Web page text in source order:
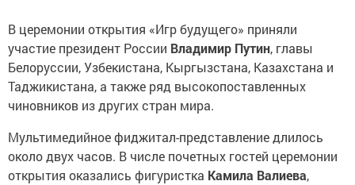
В церемонии открытия «Игр будущего» приняли
участие президент России Владимир Путин, главы
Белоруссии, Узбекистана, Кыргызстана, Казахстана и
Таджикистана, а также ряд высокопоставленных
чиновников из других стран мира.
Мультимедийное фиджитал-представление длилось
около двух часов. В числе почетных гостей церемонии
открытия оказались фигуристка Камила Валиева,